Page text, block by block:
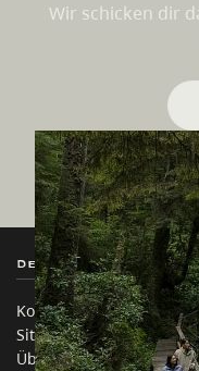
Wir schicken dir
Destination BC
Kontakt
Sitemap
Über uns